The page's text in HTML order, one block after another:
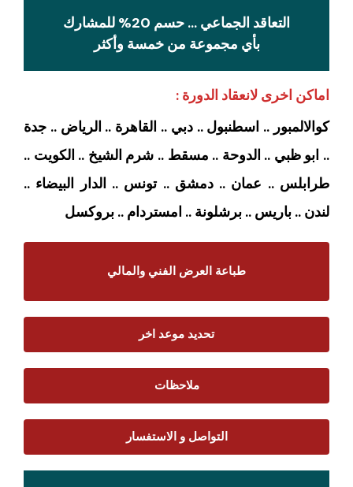
التعاقد الجماعي … حسم 20% للمشارك
بأي مجموعة من خمسة وأكثر
اماكن اخرى لانعقاد الدورة :
كوالالمبور .. اسطنبول .. دبي .. القاهرة .. الرياض .. جدة
.. ابو ظبي .. الدوحة .. مسقط .. شرم الشيخ .. الكويت ..
طرابلس .. عمان .. دمشق .. تونس .. الدار البيضاء ..
لندن .. باريس .. برشلونة .. امستردام .. بروكسل
طباعة العرض الفني والمالي
تحديد موعد اخر
ملاحظات
التواصل و الاستفسار